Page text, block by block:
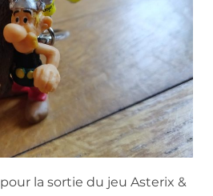
pour la sortie du jeu Asterix &